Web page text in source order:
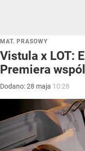
MAT. PRASOWY
Vistula x LOT:
Premiera
Dodano:28 maja 10:28